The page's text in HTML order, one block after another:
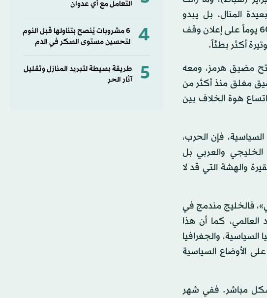
المنال، بل يبدو
تحقيق بعضها أبعد مما كان قبل الحرب. ومر أكثر من 60 يوماً على إعلان وقف
مضيق هرمز، ومعه
مغلق منذ أكثر من
هوة الخلاف بين
فإن الحرب،
والعربي بل
والهشة التي قد لا
فالخليج مندمج في
العالمي، كما أن هذا
والجغرافيا
الأوضاع السياسية
مباشر. ففي شهر
التعامل مع أي عدوان
4
6 مشروبات يُنصح بتناولها قبل النوم
لتحسين مستوى السكر في الدم
5
طريقة بسيطة لتبريد المنازل وتقليل
آثار الحر